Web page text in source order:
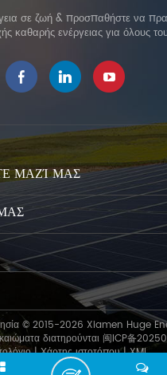
πλωτήρα,
διπλής
απόδοση
εύκολα
κόστος.
σε ζωή & προσπαθήστε να
καθαρής ενέργειας για όλους
ΜΑΖΊ ΜΑΣ
© 2015-2026 Xiamen Huge
διατηρούνται 闽ICP备
|Χάρτης ιστοτόπου|XML